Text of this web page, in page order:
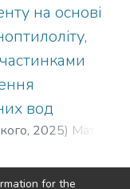
на основі
вод
, 2025) Матвіїв,
for the